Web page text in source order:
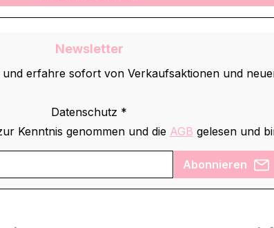
Newsletter
erfahre sofort von Verkaufsaktionen und
Datenschutz *
Kenntnis genommen und die AGB gelesen und
Abonnieren